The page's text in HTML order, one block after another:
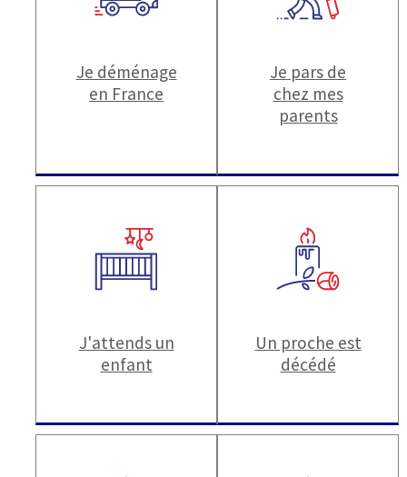
Je déménage
en France
Je pars de
chez mes
parents
J'attends un
enfant
Un proche est
décédé